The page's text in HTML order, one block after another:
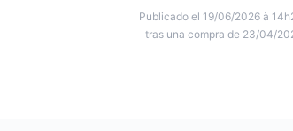
Publicado el 19/06/2026 à
tras una compra de 23/04/